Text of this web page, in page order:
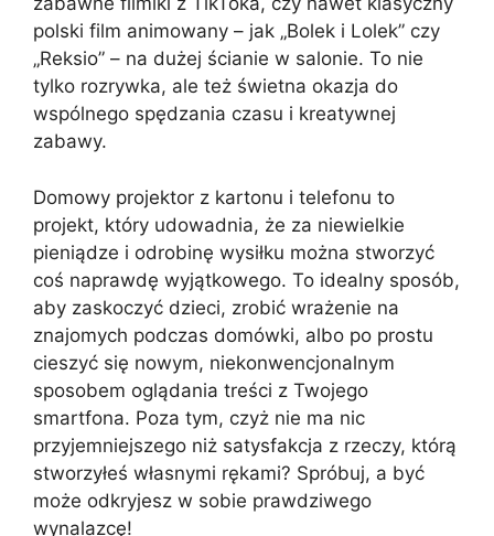
polski film animowany – jak „Bolek i Lolek” czy
„Reksio” – na dużej ścianie w salonie. To nie
tylko rozrywka, ale też świetna okazja do
wspólnego spędzania czasu i kreatywnej
zabawy.
Domowy projektor z kartonu i telefonu to
projekt, który udowadnia, że za niewielkie
pieniądze i odrobinę wysiłku można stworzyć
coś naprawdę wyjątkowego. To idealny sposób,
aby zaskoczyć dzieci, zrobić wrażenie na
znajomych podczas domówki, albo po prostu
cieszyć się nowym, niekonwencjonalnym
sposobem oglądania treści z Twojego
smartfona. Poza tym, czyż nie ma nic
przyjemniejszego niż satysfakcja z rzeczy, którą
stworzyłeś własnymi rękami? Spróbuj, a być
może odkryjesz w sobie prawdziwego
wynalazcę!